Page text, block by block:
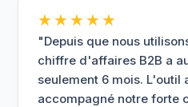
★★★★★
"Depuis que nous
chiffre d'affaires B2B a
seulement 6 mois. L'outil
accompagné notre forte